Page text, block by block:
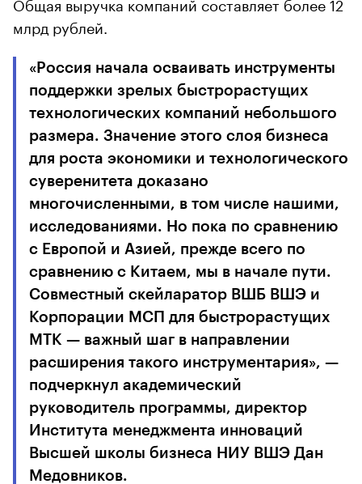
млрд рублей.
«Россия начала осваивать инструменты
поддержки зрелых быстрорастущих
технологических компаний небольшого
размера. Значение этого слоя бизнеса
для роста экономики и технологического
суверенитета доказано
многочисленными, в том числе нашими,
исследованиями. Но пока по сравнению
с Европой и Азией, прежде всего по
сравнению с Китаем, мы в начале пути.
Совместный скейларатор ВШБ ВШЭ и
Корпорации МСП для быстрорастущих
МТК — важный шаг в направлении
расширения такого инструментария», —
подчеркнул академический
руководитель программы, директор
Института менеджмента инноваций
Высшей школы бизнеса НИУ ВШЭ Дан
Медовников.